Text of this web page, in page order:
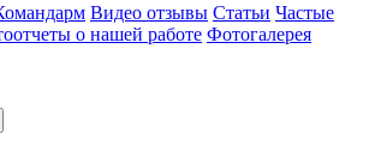
Видео отзывы Статьи Частые
о нашей работе Фотогалерея